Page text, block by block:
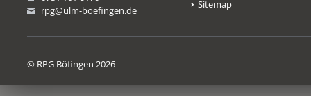
rpg@ulm-boefingen.de
Sitemap
© RPG Böfingen 2026